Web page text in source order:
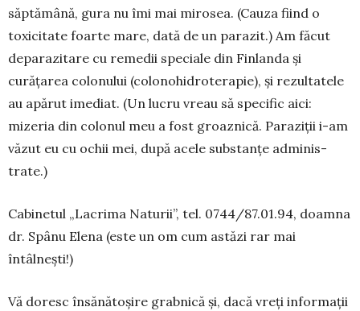
săptămână, gura nu îmi mai mirosea. (Cauza fiind o
toxicitate foarte mare, dată de un parazit.) Am făcut
deparazitare cu reme­dii speciale din Finlanda și
curățarea colonului (colonohidro­terapie), și rezultatele
au apărut ime­diat. (Un lucru vreau să specific aici:
mizeria din colonul meu a fost groaznică. Paraziții i-am
văzut eu cu ochii mei, după acele substanțe adminis­
trate.)
Cabinetul „Lacrima Naturii”, tel. 0744/87.01.94, doamna
dr. Spânu Elena (este un om cum astăzi rar mai
întâlnești!)
Vă doresc însănătoșire grabnică și, dacă vreți in­for­mații